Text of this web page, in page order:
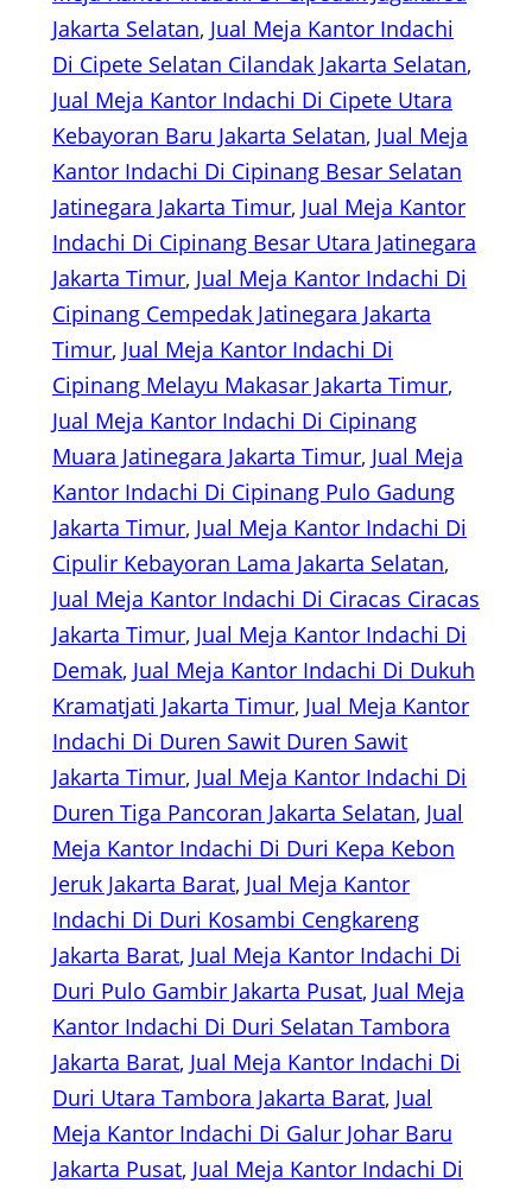
Jakarta Selatan, Jual Meja Kantor Indachi
Di Cipete Selatan Cilandak Jakarta Selatan
Jual Meja Kantor Indachi Di Cipete Utara
Kebayoran Baru Jakarta Selatan, Jual Meja
Kantor Indachi Di Cipinang Besar Selatan
Jatinegara Jakarta Timur, Jual Meja Kantor
Indachi Di Cipinang Besar Utara Jatinegara
Jakarta Timur, Jual Meja Kantor Indachi Di
Cipinang Cempedak Jatinegara Jakarta
Timur, Jual Meja Kantor Indachi Di
Cipinang Melayu Makasar Jakarta Timur
Jual Meja Kantor Indachi Di Cipinang
Muara Jatinegara Jakarta Timur, Jual Meja
Kantor Indachi Di Cipinang Pulo Gadung
Jakarta Timur, Jual Meja Kantor Indachi Di
Cipulir Kebayoran Lama Jakarta Selatan
Jual Meja Kantor Indachi Di Ciracas Ciracas
Jakarta Timur, Jual Meja Kantor Indachi Di
Demak, Jual Meja Kantor Indachi Di Dukuh
Kramatjati Jakarta Timur, Jual Meja Kantor
Indachi Di Duren Sawit Duren Sawit
Jakarta Timur, Jual Meja Kantor Indachi Di
Duren Tiga Pancoran Jakarta Selatan, Jual
Meja Kantor Indachi Di Duri Kepa Kebon
Jeruk Jakarta Barat, Jual Meja Kantor
Indachi Di Duri Kosambi Cengkareng
Jakarta Barat, Jual Meja Kantor Indachi Di
Duri Pulo Gambir Jakarta Pusat, Jual Meja
Kantor Indachi Di Duri Selatan Tambora
Jakarta Barat, Jual Meja Kantor Indachi Di
Duri Utara Tambora Jakarta Barat, Jual
Meja Kantor Indachi Di Galur Johar Baru
Jakarta Pusat, Jual Meja Kantor Indachi Di